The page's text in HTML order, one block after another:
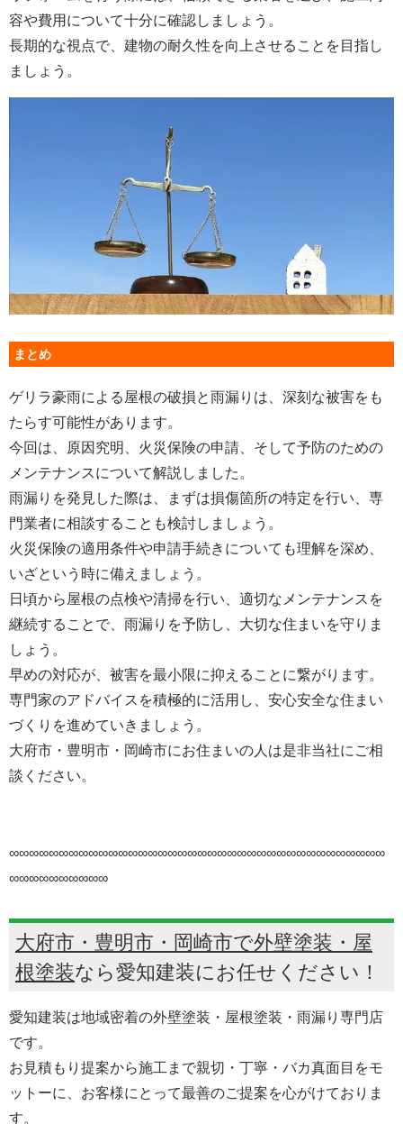
容や費用について十分に確認しましょう。
長期的な視点で、建物の耐久性を向上させることを目指し
ましょう。
まとめ
ゲリラ豪雨による屋根の破損と雨漏りは、深刻な被害をも
たらす可能性があります。
今回は、原因究明、火災保険の申請、そして予防のための
メンテナンスについて解説しました。
雨漏りを発見した際は、まずは損傷箇所の特定を行い、専
門業者に相談することも検討しましょう。
火災保険の適用条件や申請手続きについても理解を深め、
いざという時に備えましょう。
日頃から屋根の点検や清掃を行い、適切なメンテナンスを
継続することで、雨漏りを予防し、大切な住まいを守りま
しょう。
早めの対応が、被害を最小限に抑えることに繋がります。
専門家のアドバイスを積極的に活用し、安心安全な住まい
づくりを進めていきましょう。
大府市・豊明市・岡崎市にお住まいの人は是非当社にご相
談ください。
∞∞∞∞∞∞∞∞∞∞∞∞∞∞∞∞∞∞∞∞∞∞∞∞∞∞∞∞∞∞∞∞∞∞∞∞∞∞
∞∞∞∞∞∞∞∞∞∞
大府市・豊明市・岡崎市で外壁塗装・屋
根塗装なら愛知建装にお任せください！
愛知建装は地域密着の外壁塗装・屋根塗装・雨漏り専門店
です。
お見積もり提案から施工まで親切・丁寧・バカ真面目をモ
ットーに、お客様にとって最善のご提案を心がけておりま
す。